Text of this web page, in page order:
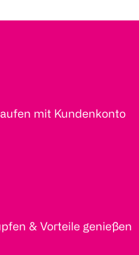
mit Kundenkonto
& Vorteile genießen